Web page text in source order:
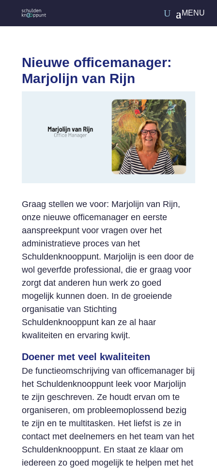
Nieuwe officemanager:
Marjolijn van Rijn
Graag stellen we voor: Marjolijn van Rijn,
onze nieuwe officemanager en eerste
aanspreekpunt voor vragen over het
administratieve proces van het
Schuldenknooppunt. Marjolijn is een door de
wol geverfde professional, die er graag voor
zorgt dat anderen hun werk zo goed
mogelijk kunnen doen. In de groeiende
organisatie van Stichting
Schuldenknooppunt kan ze al haar
kwaliteiten en ervaring kwijt.
Doener met veel kwaliteiten
De functieomschrijving van officemanager bij
het Schuldenknooppunt leek voor Marjolijn
te zijn geschreven. Ze houdt ervan om te
organiseren, om probleemoplossend bezig
te zijn en te multitasken. Het liefst is ze in
contact met deelnemers en het team van het
Schuldenknooppunt. En staat ze klaar om
iedereen zo goed mogelijk te helpen met het